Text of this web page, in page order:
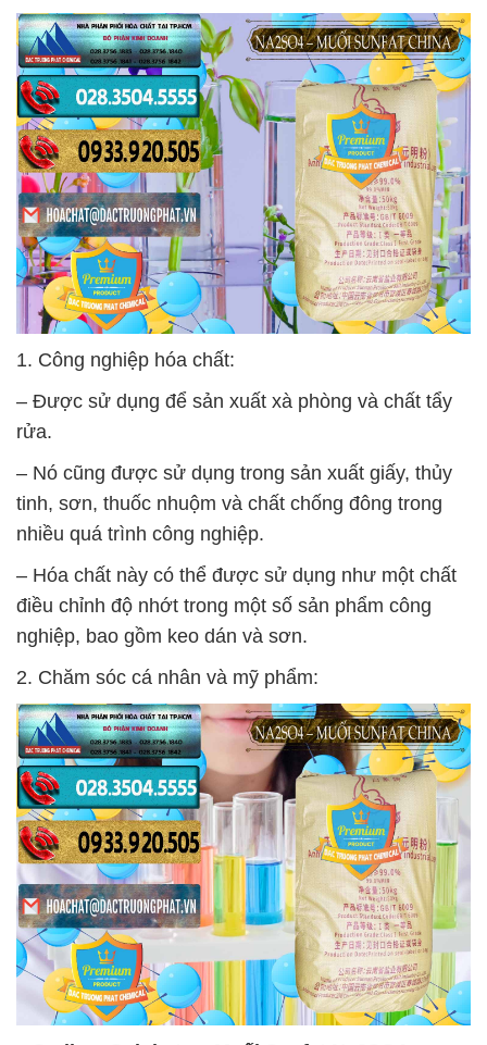
1. Công nghiệp hóa chất:
– Được sử dụng để sản xuất xà phòng và chất tẩy
rửa.
– Nó cũng được sử dụng trong sản xuất giấy, thủy
tinh, sơn, thuốc nhuộm và chất chống đông trong
nhiều quá trình công nghiệp.
– Hóa chất này có thể được sử dụng như một chất
điều chỉnh độ nhớt trong một số sản phẩm công
nghiệp, bao gồm keo dán và sơn.
2. Chăm sóc cá nhân và mỹ phẩm: